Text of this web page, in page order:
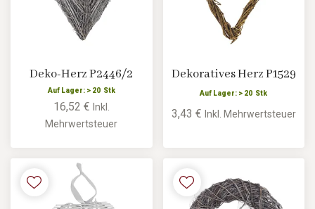
Deko-Herz P2446/2
Auf Lager: > 20 Stk
16,52 € Inkl.
Mehrwertsteuer
Dekoratives Herz P1529
Auf Lager: > 20 Stk
3,43 € Inkl. Mehrwertsteuer